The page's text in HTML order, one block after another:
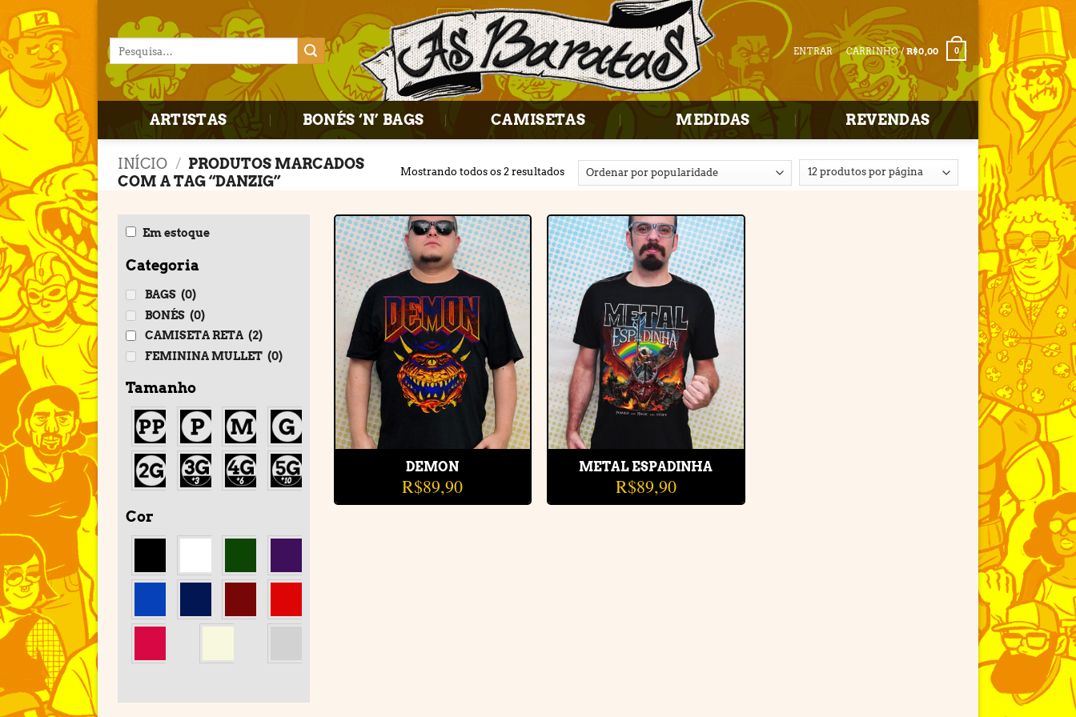
content
Pesquisar
por:
ENTRAR CARRINHO /R$0,00 0
ARTISTAS BONÉS ‘N’ BAGS CAMISETAS MEDIDAS REVENDAS
INÍCIO / PRODUTOS MARCADOS
COM A TAG “DANZIG”
Mostrando todos os 2 resultados
Em estoque
Categoria
BAGS (0)
BONÉS (0)
CAMISETA RETA (2)
FEMININA MULLET (0)
Tamanho
Cor
' ' ' '
' ' '
Adicionar
à lista de
desejos
DEMON
R$89,90
Adicionar
à lista de
desejos
METAL ESPADINHA
R$89,90